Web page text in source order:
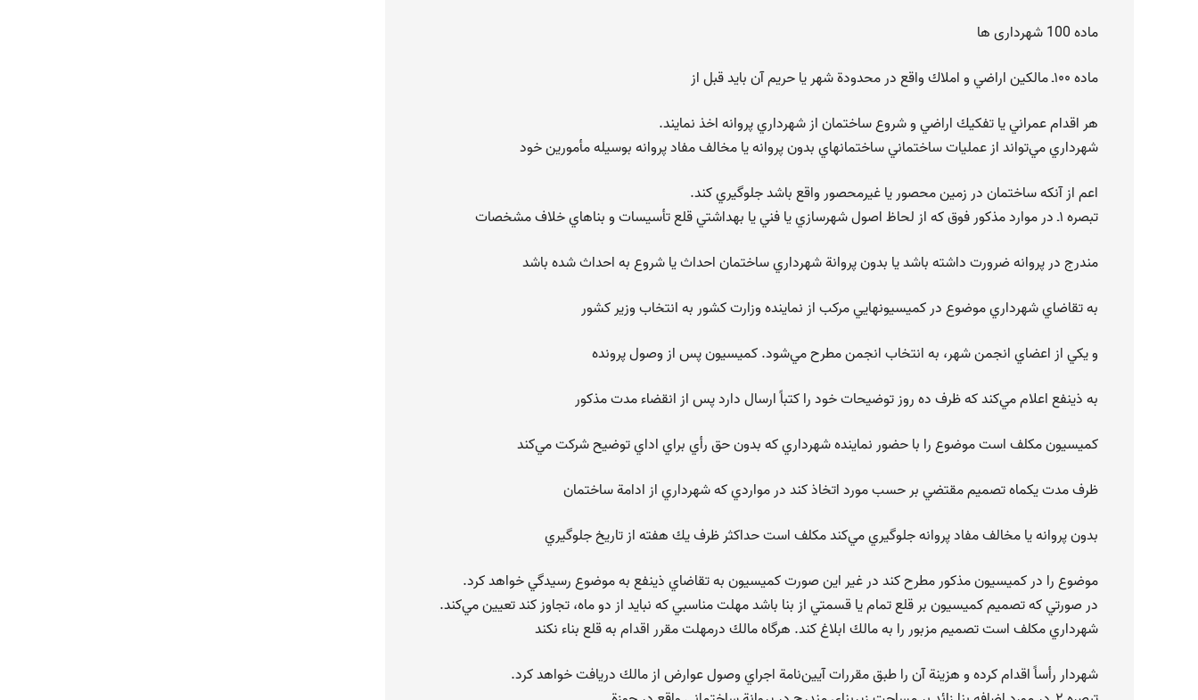
ماده 100 شهرداری ها
ماده ۱۰۰ـ مالكين اراضي و املاك واقع در محدودة شهر يا حريم آن بايد قبل از
هر اقدام عمراني يا تفكيك اراضي و شروع ساختمان از شهرداري پروانه اخذ نمايند.
شهرداري مي‌تواند از عمليات ساختماني ساختمانهاي بدون پروانه يا مخالف مفاد پروانه بوسيله مأمورين خود
اعم از آنكه ساختمان در زمين محصور يا غيرمحصور واقع باشد جلوگيري كند.
تبصره ۱ـ در موارد مذكور فوق كه از لحاظ اصول شهرسازي يا فني يا بهداشتي قلع تأسيسات و بناهاي خلاف مشخصات
مندرج در پروانه ضرورت داشته باشد يا بدون پروانة شهرداري ساختمان احداث يا شروع به احداث شده باشد
به تقاضاي شهرداري موضوع در كميسيونهايي مركب از نماينده وزارت كشور به انتخاب وزير كشور
و يكي از اعضاي انجمن شهر، به انتخاب انجمن مطرح مي‌شود. كميسيون پس از وصول پرونده
به ذينفع اعلام مي‌كند كه ظرف ده روز توضيحات خود را كتباً ارسال دارد پس از انقضاء مدت مذكور
كميسيون مكلف است موضوع را با حضور نماينده شهرداري كه بدون حق رأي براي اداي توضيح شركت مي‌كند
ظرف مدت يكماه تصميم مقتضي بر حسب مورد اتخاذ كند در مواردي كه شهرداري از ادامة ساختمان
بدون پروانه يا مخالف مفاد پروانه جلوگيري مي‌كند مكلف است حداكثر ظرف يك هفته از تاريخ جلوگيري
موضوع را در كميسيون مذكور مطرح كند در غير اين صورت كميسيون به تقاضاي ذينفع به موضوع رسيدگي خواهد كرد.
در صورتي كه تصميم كميسيون بر قلع تمام يا قسمتي از بنا باشد مهلت مناسبي كه نبايد از دو ماه، تجاوز كند تعيين مي‌كند.
شهرداري مكلف است تصميم مزبور را به مالك ابلاغ كند. هرگاه مالك درمهلت مقرر اقدام به قلع بناء نكند
شهردار رأساً اقدام كرده و هزينة آن را طبق مقررات آيين‌نامة اجراي وصول عوارض از مالك دريافت خواهد كرد.